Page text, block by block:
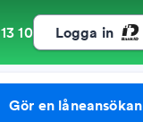
10 Logga in
Gör en låneansökan